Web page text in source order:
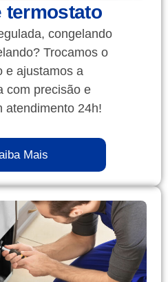
termostato
congelando
Trocamos o
e ajustamos a
com precisão e
atendimento 24h!
Mais